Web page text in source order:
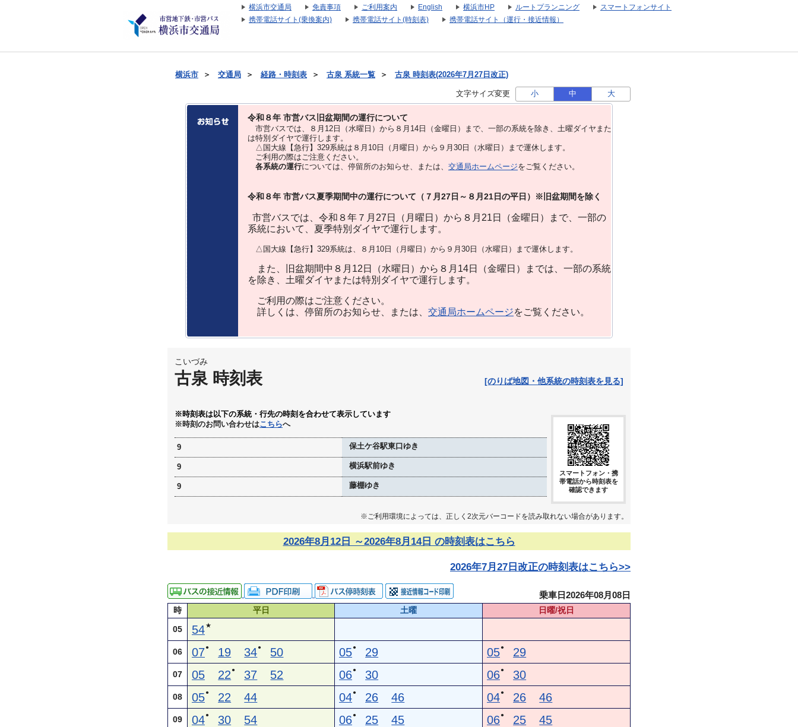
横浜市交通局 免責事項 ご利用案内 English 横浜市HP ルートプランニング
スマートフォンサイト
携帯電話サイト(乗換案内)
携帯電話サイト(時刻表) 携帯電話サイト（運行・接近情報）
横浜市 ＞ 交通局 ＞ 経路・時刻表 ＞ 古泉 系統一覧 ＞ 古泉 時刻表(2026年7月27日改正)
文字サイズ変更 小 中 大
令和８年 市営バス旧盆期間の運行について
市営バスでは、８⽉12⽇（水曜日）から８⽉14⽇（金曜日）まで、⼀部の系統を除き、⼟曜ダイヤまた
は特別ダイヤで運⾏します。
△国大線【急行】329系統は８月10日（月曜日）から９月30日（水曜日）まで運休します。
ご利用の際はご注意ください。
各系統の運行については、停留所のお知らせ、または、 交通局ホームページをご覧ください。
令和８年 市営バス夏季期間中の運行について（７月27日～８月21日の平日）※旧盆期間を除く
市営バスでは、令和８年７月27日（月曜日）から８月21日（金曜日）まで、一部の
系統において、夏季特別ダイヤで運行します。
△国大線【急行】329系統は、８月10日（月曜日）から９月30日（水曜日）まで運休します。
また、旧盆期間中８月12日（水曜日）から８月14日（金曜日）までは、一部の系統
を除き、土曜ダイヤまたは特別ダイヤで運行します。
ご利用の際はご注意ください。
詳しくは、停留所のお知らせ、または、 交通局ホームページをご覧ください。
こいづみ
古泉 時刻表 [のりば地図・他系統の時刻表を見る]
※時刻表は以下の系統・行先の時刻を合わせて表示しています
※時刻のお問い合わせはこちらへ
9 保土ケ谷駅東口ゆき
9 横浜駅前ゆき
9 藤棚ゆき
スマートフォン・携
帯電話から時刻表を
確認できます
※ご利用環境によっては、正しく2次元バーコードを読み取れない場合があります。
2026年8月12日 ～2026年8月14日 の時刻表はこちら
2026年7月27日改正の時刻表はこちら>>
乗車日2026年08月08日
時 平日 土曜
日曜/祝日
05
54★
06 07● 19 34● 50 05● 29 05● 29
07 05 22 ● 37 52 06● 30 06● 30
08 05● 22 44 04● 26 46 04● 26 46
09 04● 30 54 06● 25 45 06● 25 45